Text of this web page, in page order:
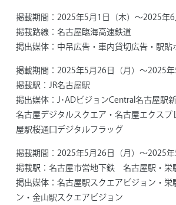
掲載期間： 2025年5月1日（木）～2025年6
掲載路線： 名古屋臨海高速鉄道
掲出媒体： 中吊広告・車内貸切広告・駅貼
掲載期間： 2025年5月26日（月）～2025年
掲載駅： JR名古屋駅
掲出媒体： J･ADビジョンCentral名古屋駅
名古屋デジタルスクエア・名古屋エクスプ
屋駅桜通口デジタルフラッグ
掲載期間： 2025年5月26日（月）～2025年
掲載駅： 名古屋市営地下鉄 名古屋駅・栄
掲出媒体： 名古屋駅スクエアビジョン・栄
ン・金山駅スクエアビジョン